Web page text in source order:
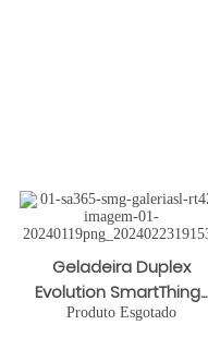
Geladeira Duplex
Evolution SmartThing...
Produto Esgotado